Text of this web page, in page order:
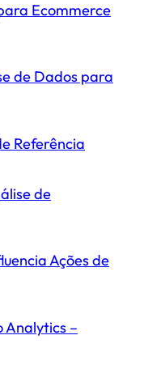
Ecommerce
de Dados para
Referência
de
Ações de
Analytics –